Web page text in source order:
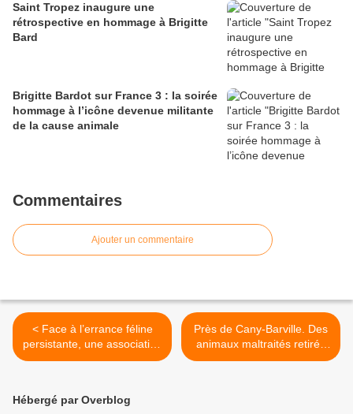
Saint Tropez inaugure une
rétrospective en hommage à Brigitte
Bard
Brigitte Bardot sur France 3 : la soirée
hommage à l’icône devenue militante
de la cause animale
Commentaires
Ajouter un commentaire
< Face à l’errance féline
persistante, une association
attaque l’Etat
Près de Cany-Barville. Des
animaux maltraités retirés
après enquête >
Hébergé par Overblog